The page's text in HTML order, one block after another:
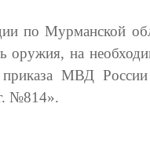
по Мурманской
оружия, на
приказа МВД
№814».